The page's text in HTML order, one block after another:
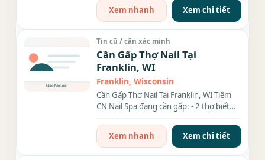
Xem nhanh Xem chi tiết
Tin cũ / cần xác minh
Cần Gấp Thợ Nail Tại
Franklin, WI
Franklin, Wisconsin
Cần Gấp Thợ Nail Tại Franklin, WI Tiệm
CN Nail Spa đang cần gấp: - 2 thợ biết
Xem nhanh
Xem chi tiết